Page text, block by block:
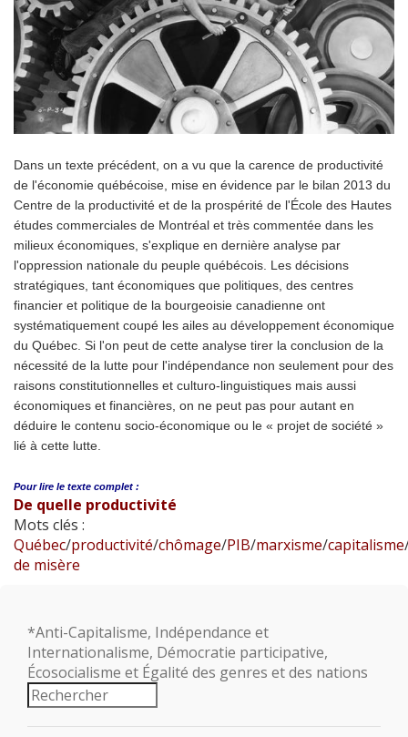
Dans un texte précédent, on a vu que la carence de productivité
de l'économie québécoise, mise en évidence par le bilan 2013 du
Centre de la productivité et de la prospérité de l'École des Hautes
études commerciales de Montréal et très commentée dans les
milieux économiques, s'explique en dernière analyse par
l'oppression nationale du peuple québécois. Les décisions
stratégiques, tant économiques que politiques, des centres
financier et politique de la bourgeoisie canadienne ont
systématiquement coupé les ailes au développement économique
du Québec. Si l'on peut de cette analyse tirer la conclusion de la
nécessité de la lutte pour l'indépendance non seulement pour des
raisons constitutionnelles et culturo-linguistiques mais aussi
économiques et financières, on ne peut pas pour autant en
déduire le contenu socio-économique ou le « projet de société »
lié à cette lutte.
Pour lire le texte complet :
De quelle productivité
Mots clés :
Québec/productivité/chômage/PIB/marxisme/capitalisme
de misère
*Anti-Capitalisme, Indépendance et
Internationalisme, Démocratie participative,
Écosocialisme et Égalité des genres et des nations